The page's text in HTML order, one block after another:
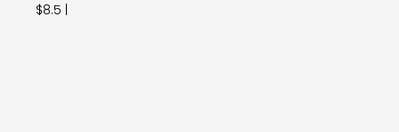
$8.5 |